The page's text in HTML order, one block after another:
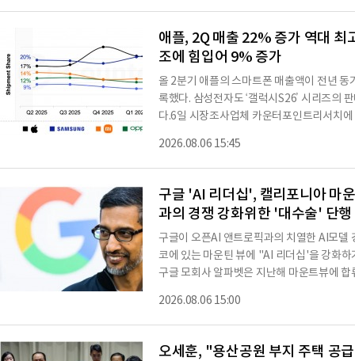
보합으로 마감했다.스페이스X는 저가 새수
우존스지수는
애플, 2Q 매출 22% 증가 역대 최
조에 힘입어 9% 증가
올 2분기 애플의 스마트폰 매출액이 전년
록했다. 삼성전자도 ‘갤럭시S26’ 시리즈의
다.6일 시장조사업체 카운터포인트리서치
점유율 16%로 2위를 차지했다. 같은 기간
고, ASP는 전년과 비슷한 수준을 유지했다.
량 증가를 뒷받침했고, 갤럭시 S26 시리즈
2026.08.06 15:45
구글 'AI 리더십', 캘리포니아 마
과의 경쟁 강화위한 '대수술' 단행
구글이 오픈AI 앤트로픽과의 치열한 AI모델
코에 있는 마운틴 뷰에 "AI 리더십'을 강화
구글 모회사 알파벳은 지난해 마운트뷰에
로 노벨상수상자인 데미스 하사비스에게
다.이어 AI 코딩업무의 핵심 부서 책임자인
류하도록 임명했다고 이 통신은 전했다.구
2026.08.06 15:00
오세훈, "용산공원 부지 주택 공